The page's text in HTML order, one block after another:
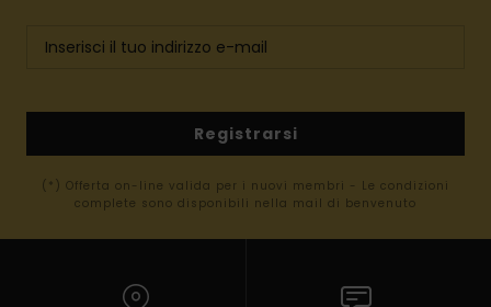
Registrarsi
(*) Offerta on-line valida per i nuovi membri - Le condizioni
complete sono disponibili nella mail di benvenuto